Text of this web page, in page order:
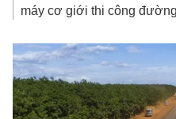
máy cơ giới thi công